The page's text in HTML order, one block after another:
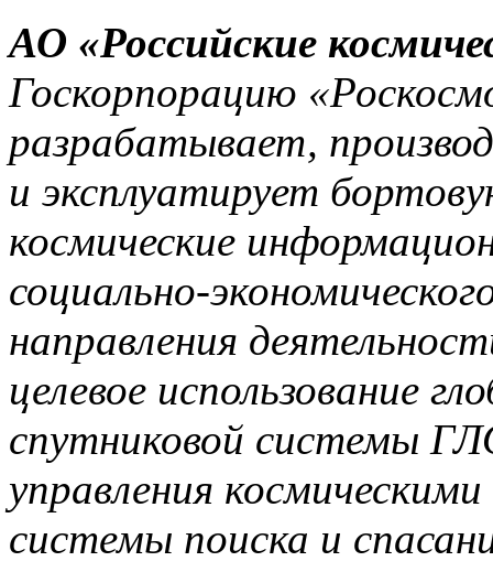
АО «Российские
Госкорпорацию
разрабатывает,
и эксплуатирует
космические
социально-
направления
целевое использование
спутниковой системы
управления
системы поиска и